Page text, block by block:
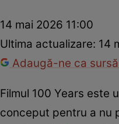
14 mai 2026 11:00
Ultima actualizare: 14
Adaugă-ne ca
Filmul 100 Years este
conceput pentru a nu